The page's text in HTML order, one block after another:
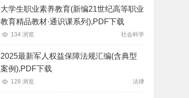
大学生职业素养教育(新编21世纪高等职业
教育精品教材·通识课系列),PDF下载
134 浏览 社会科学
2025最新军人权益保障法规汇编(含典型
案例),PDF下载
128 浏览 法律